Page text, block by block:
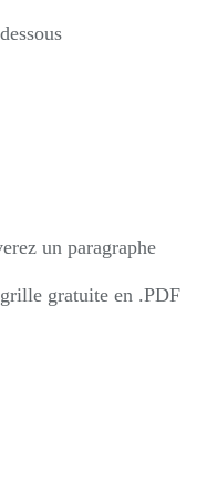
un paragraphe
gratuite en .PDF